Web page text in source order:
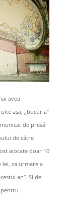
avea
așa, „bucuria”
de presă
de către
alocate doar 10
lei, ca urmare a
an”. Și de